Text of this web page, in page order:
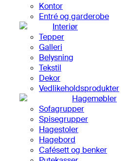
Kontor
Entré og garderobe
Interiør
Tepper
Galleri
Belysning
Tekstil
Dekor
Vedlikeholdsprodukter
Hagemøbler
Sofagrupper
Spisegrupper
Hagestoler
Hagebord
Cafésett og benker